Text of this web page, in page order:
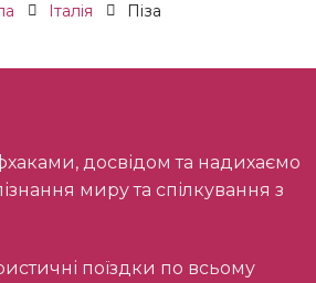
Італія Піза
миру та спілкування з